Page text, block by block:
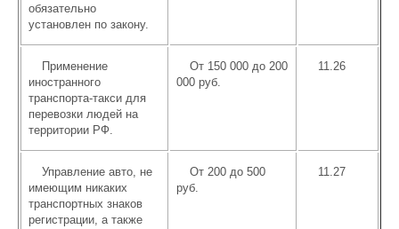
обязательно
установлен по закону.
Применение
иностранного
транспорта-такси для
перевозки людей на
территории РФ.
От 150 000 до 200
000 руб.
11.26
Управление авто, не
имеющим никаких
транспортных знаков
регистрации, а также
От 200 до 500
руб.
11.27